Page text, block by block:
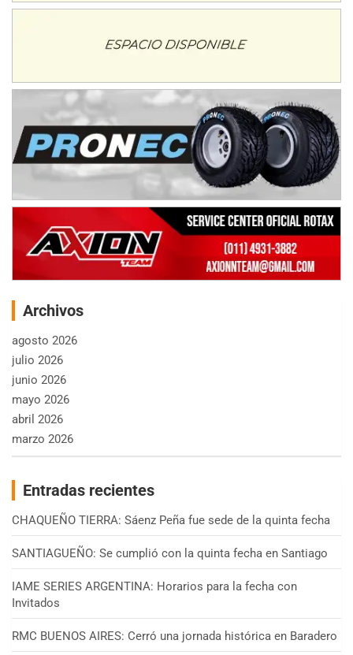
Archivos
agosto 2026
julio 2026
junio 2026
mayo 2026
abril 2026
marzo 2026
Entradas recientes
CHAQUEÑO TIERRA: Sáenz Peña fue sede de la quinta fecha
SANTIAGUEÑO: Se cumplió con la quinta fecha en Santiago
IAME SERIES ARGENTINA: Horarios para la fecha con
Invitados
RMC BUENOS AIRES: Cerró una jornada histórica en Baradero